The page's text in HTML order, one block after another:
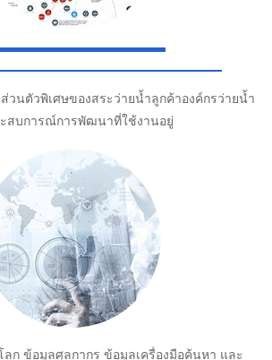
วนตัวพิเศษของสระว่ายน้ำลูกค้าองค์กรว่ายน้ำ
สบการณ์การพัฒนาที่ใช้งานอยู่
ก ข้อมูลศุลกากร ข้อมูลเครื่องมือค้นหา และ